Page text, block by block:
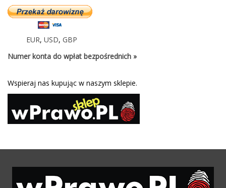
EUR, USD, GBP
Numer konta do wpłat bezpośrednich »
Wspieraj nas kupując w naszym sklepie.